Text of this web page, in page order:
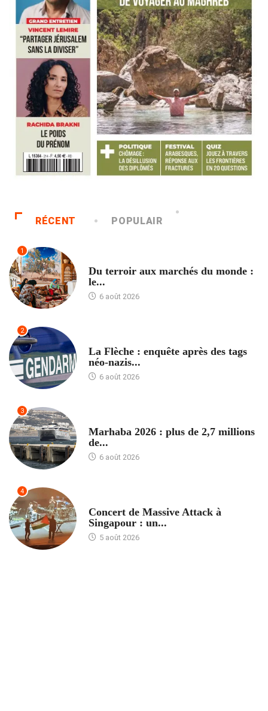
RÉCENT POPULAIR
1
Du terroir aux marchés du monde :
le...
6 août 2026
2
La Flèche : enquête après des tags
néo-nazis...
6 août 2026
3
Marhaba 2026 : plus de 2,7 millions
de...
6 août 2026
4
Concert de Massive Attack à
Singapour : un...
5 août 2026